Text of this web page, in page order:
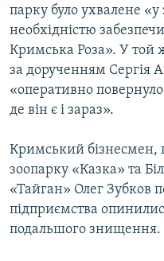
парку було ухвалене «у
необхідністю
Кримська Роза». У той
за дорученням Сергія
«оперативно
де він є і зараз».
Кримський бізнесмен,
зоопарку «Казка» та
«Тайган» Олег Зубков
підприємства
подальшого знищення.